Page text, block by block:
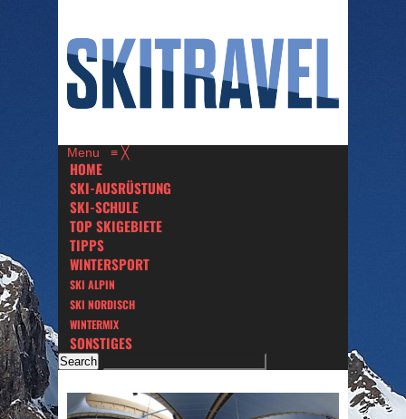
Menu ≡ ╳
HOME
SKI-AUSRÜSTUNG
SKI-SCHULE
TOP SKIGEBIETE
TIPPS
WINTERSPORT
SKI ALPIN
SKI NORDISCH
WINTERMIX
SONSTIGES